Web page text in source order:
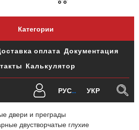
Категории
оплата Документация
Калькулятор
РУС УКР
двери и преграды
двустворчатые глухие